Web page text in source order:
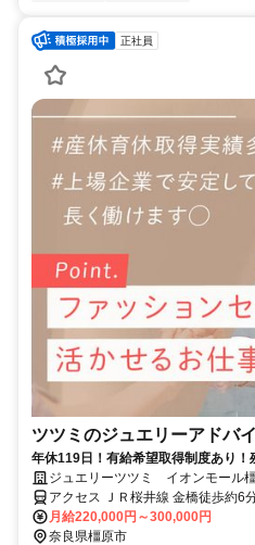
正社員
ツツミのジュエリーアドバ
年休119日！有給希望取得制度あり
◎ノルマなし！
ジュエリーツツミ イオンモール
アクセス ＪＲ桜井線 金橋徒歩約6
よりバス約15分
月給220,000円～300,000円
奈良県橿原市